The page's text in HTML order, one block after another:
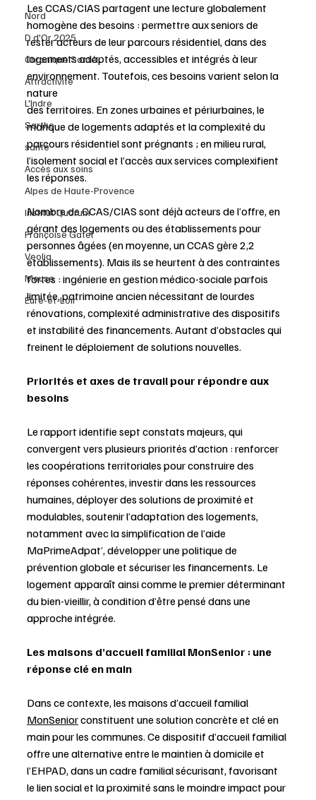
Nord
D d'Or 2025
Chronique Santé
Attractivité
L'Indre
Sarthe
santé
Accès aux soins
Alpes de Haute-Provence
Institut Quorum
Françoise Gatel
Veolia
Meuse
Eure-et-Loir
Les CCAS/CIAS partagent une lecture globalement
homogène des besoins : permettre aux seniors de
rester acteurs de leur parcours résidentiel, dans des
logements adaptés, accessibles et intégrés à leur
environnement. Toutefois, ces besoins varient selon la
nature
des territoires. En zones urbaines et périurbaines, le
manque de logements adaptés et la complexité du
parcours résidentiel sont prégnants ; en milieu rural,
l’isolement social et l’accès aux services complexifient
les réponses.
Nombre de CCAS/CIAS sont déjà acteurs de l’offre, en
gérant des logements ou des établissements pour
personnes âgées (en moyenne, un CCAS gère 2,2
établissements). Mais ils se heurtent à des contraintes
fortes : ingénierie en gestion médico-sociale parfois
limitée, patrimoine ancien nécessitant de lourdes
rénovations, complexité administrative des dispositifs
et instabilité des financements. Autant d’obstacles qui
freinent le déploiement de solutions nouvelles.
Priorités et axes de travail pour répondre aux
besoins
Le rapport identifie sept constats majeurs, qui
convergent vers plusieurs priorités d’action : renforcer
les coopérations territoriales pour construire des
réponses cohérentes, investir dans les ressources
humaines, déployer des solutions de proximité et
modulables, soutenir l’adaptation des logements,
notamment avec la simplification de l’aide
MaPrimeAdpat’, développer une politique de
prévention globale et sécuriser les financements. Le
logement apparaît ainsi comme le premier déterminant
du bien-vieillir, à condition d’être pensé dans une
approche intégrée.
Les maisons d’accueil familial MonSenior : une
réponse clé en main
Dans ce contexte, les maisons d’accueil familial
MonSenior constituent une solution concrète et clé en
main pour les communes. Ce dispositif d’accueil familial
offre une alternative entre le maintien à domicile et
l’EHPAD, dans un cadre familial sécurisant, favorisant
le lien social et la proximité sans le moindre impact pour